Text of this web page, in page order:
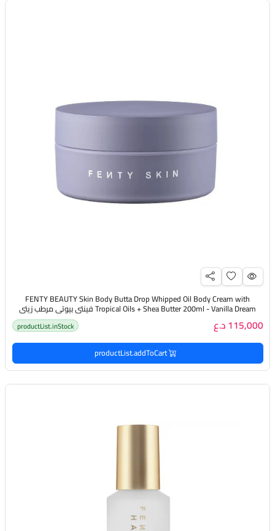
FENTY BEAUTY Skin Body Butta Drop Whipped Oil Body Cream with
Tropical Oils + Shea Butter 200ml - Vanilla Dream فينتي بيوتي مرطب زيتي
للجسم ينعم ويعزز حاجز البشرة برائحة الفانيليا 115,000 د.ع productList.inStock
productList.addToCart